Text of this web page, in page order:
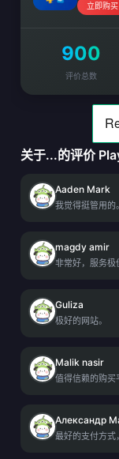
立即购买
900
评价总数
关于...的评价
Aaden Mark
我觉得挺管用的。
magdy amir
非常好，服务极
Guliza
极好的网站。
Malik nasir
值得信赖的购买
Александр
最好的支付方式